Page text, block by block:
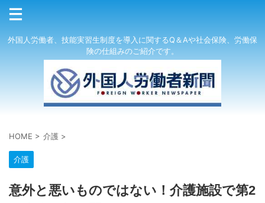
外国人労働者、技能実習生制度を導入に関するQ＆Aや社会保険、労働保
険の仕組みのご紹介です。
HOME > 介護 >
介護
意外と悪いものではない！介護施設で第2